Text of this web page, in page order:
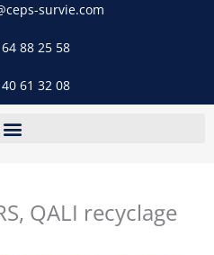
survie.com
88 25 58
61 32 08
QALI recyclage